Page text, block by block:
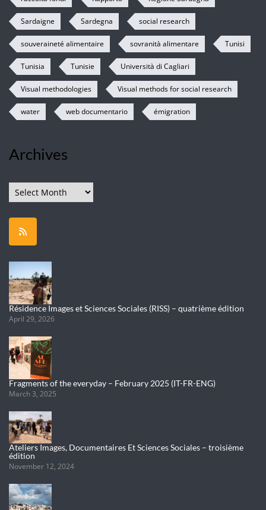
Sardaigne Sardegna social research
souveraineté alimentaire sovranità alimentare Tunisi
Tunisia Tunisie Università di Cagliari
Visual methodologies Visual methods for social research
water web documentario émigration
Archives
Archives
Résidence Images et Sciences Sociales (RISS) – quatrième édition
April 29, 2026
Fragments of the everyday – February 2025 (IT-FR-ENG)
March 3, 2025
Ateliers Images, Documentaires Et Sciences Sociales – troisième
édition
November 12, 2024